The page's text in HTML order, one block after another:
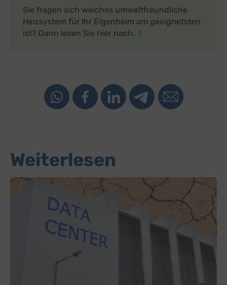
Sie fragen sich welches umweltfreundliche
Heizsystem für Ihr Eigenheim am geeignetsten
ist? Dann lesen Sie hier nach.
Weiterlesen